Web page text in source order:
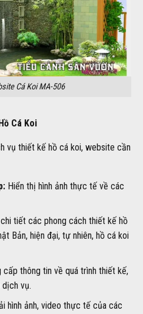
Cá Koi MA-506
Cá Koi
vụ thiết kế hồ cá koi, website cần
Hiển thị hình ảnh thực tế về các
tiết các phong cách thiết kế hồ
Bản, hiện đại, tự nhiên, hồ cá koi
cấp thông tin về quá trình thiết kế,
vụ.
hình ảnh, video thực tế của các